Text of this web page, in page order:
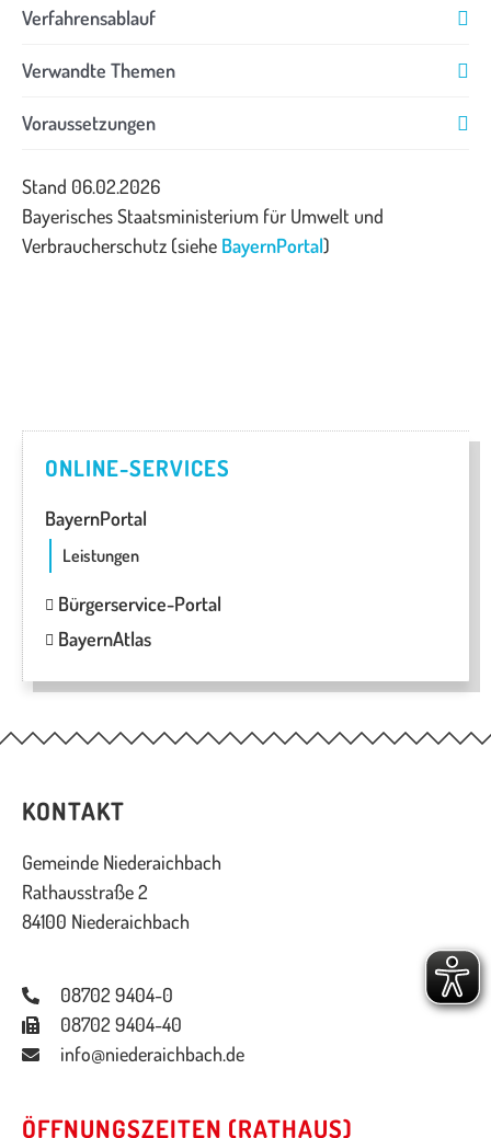
Verfahrensablauf
Verwandte Themen
Voraussetzungen
Stand 06.02.2026
Bayerisches Staatsministerium für Umwelt und
Verbraucherschutz (siehe BayernPortal)
ONLINE-SERVICES
BayernPortal
Leistungen
Bürgerservice-Portal
BayernAtlas
KONTAKT
Gemeinde Niederaichbach
Rathausstraße 2
84100 Niederaichbach
08702 9404-0
08702 9404-40
info@niederaichbach.de
ÖFFNUNGSZEITEN (RATHAUS)